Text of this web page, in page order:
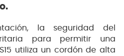
la seguridad del
para permitir una
utiliza un cordón de alta